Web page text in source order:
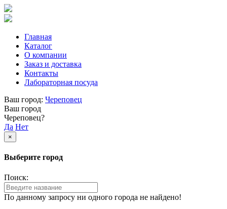
Главная
Каталог
О компании
Заказ и доставка
Контакты
Лабораторная посуда
Ваш город: Череповец
Ваш город
Череповец?
Да Нет
×
Выберите город
Поиск:
По данному запросу ни одного города не найдено!